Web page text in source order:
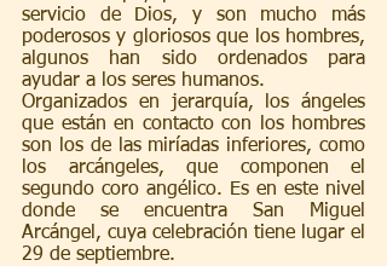
servicio de Dios, y son mucho más
poderosos y gloriosos que los hombres,
algunos han sido ordenados para
ayudar a los seres humanos.
Organizados en jerarquía, los ángeles
que están en contacto con los hombres
son los de las miríadas inferiores, como
los arcángeles, que componen el
segundo coro angélico. Es en este nivel
donde se encuentra San Miguel
Arcángel, cuya celebración tiene lugar el
29 de septiembre.